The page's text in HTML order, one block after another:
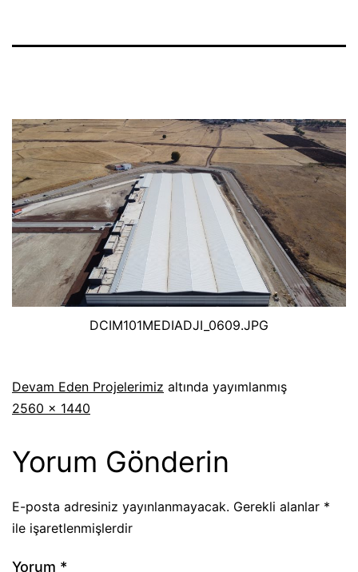
DCIM101MEDIADJI_0609.JPG
Devam Eden Projelerimiz altında yayımlanmış
2560 × 1440
Yorum Gönderin
E-posta adresiniz yayınlanmayacak. Gerekli alanlar *
ile işaretlenmişlerdir
Yorum *